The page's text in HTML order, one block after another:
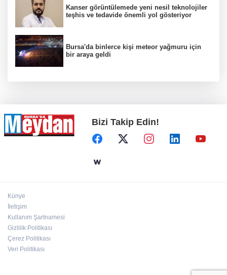
Kanser görüntülemede yeni nesil teknolojiler
teşhis ve tedavide önemli yol gösteriyor
Bursa'da binlerce kişi meteor yağmuru için
bir araya geldi
Bizi Takip Edin!
Künye
İletişim
Kullanım Şartnamesi
Gizlilik Politikası
Çerez Politikası
Veri Politikası